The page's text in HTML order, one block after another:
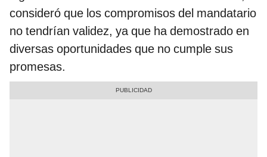
consideró que los compromisos del mandatario
no tendrían validez, ya que ha demostrado en
diversas oportunidades que no cumple sus
promesas.